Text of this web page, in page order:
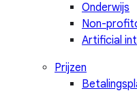
Onderwijs
Non-
Artificial
Prijzen